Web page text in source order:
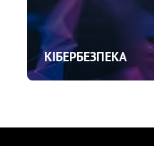
КІБЕРБЕЗПЕКА